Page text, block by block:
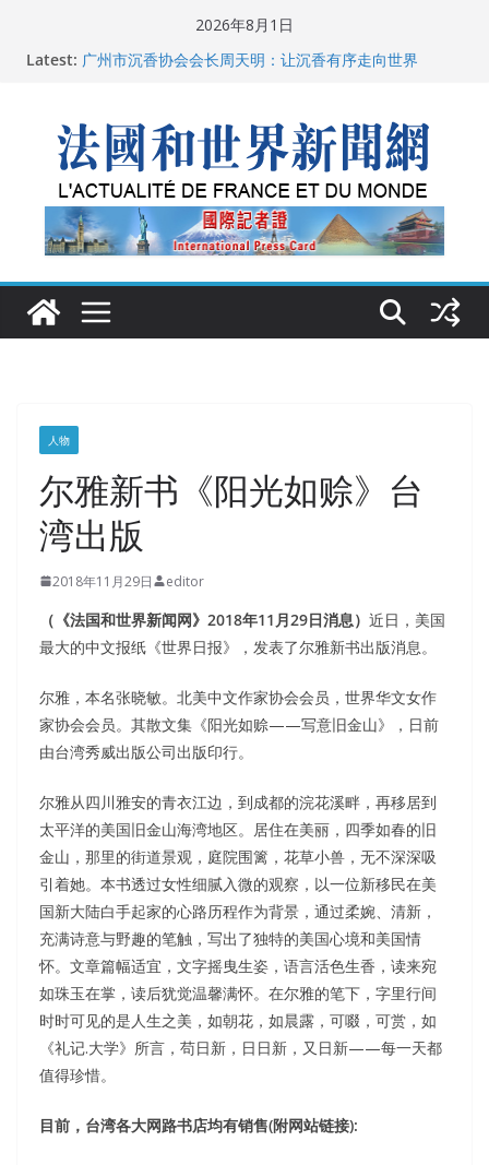
2026年8月1日
Latest: 广州市沉香协会会长周天明：让沉香有序走向世界
从一杯沉香叶茶到一缕海南天香：加拿大茶艺师邓岚月
海南沉香文化考察纪行
人物
尔雅新书《阳光如赊》台
湾出版
2018年11月29日 editor
（《法国和世界新闻网》2018年11月29日消息） 近日，美国
最大的中文报纸《世界日报》，发表了尔雅新书出版消息。
尔雅，本名张晓敏。北美中文作家协会会员，世界华文女作
家协会会员。其散文集《阳光如赊——写意旧金山》，日前
由台湾秀威出版公司出版印行。
尔雅从四川雅安的青衣江边，到成都的浣花溪畔，再移居到
太平洋的美国旧金山海湾地区。居住在美丽，四季如春的旧
金山，那里的街道景观，庭院围篱，花草小兽，无不深深吸
引着她。本书透过女性细腻入微的观察，以一位新移民在美
国新大陆白手起家的心路历程作为背景，通过柔婉、清新，
充满诗意与野趣的笔触，写出了独特的美国心境和美国情
怀。文章篇幅适宜，文字摇曳生姿，语言活色生香，读来宛
如珠玉在掌，读后犹觉温馨满怀。在尔雅的笔下，字里行间
时时可见的是人生之美，如朝花，如晨露，可啜，可赏，如
《礼记.大学》所言，苟日新，日日新，又日新——每一天都
值得珍惜。
目前，台湾各大网路书店均有销售(附网站链接):